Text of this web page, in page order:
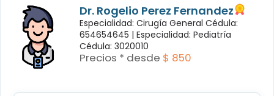
Dr. Rogelio Perez Fernandez
Especialidad: Cirugía General Cédula:
654654645 | Especialidad: Pediatría
Cédula: 3020010
Precios * desde $ 850